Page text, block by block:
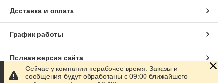
Доставка и оплата
График работы
Полная версия сайта
Сайт создан на маркетплейсеSatu.kz
Сейчас у компании нерабочее время. Заказы и
сообщения будут обработаны с 09:00 ближайшего